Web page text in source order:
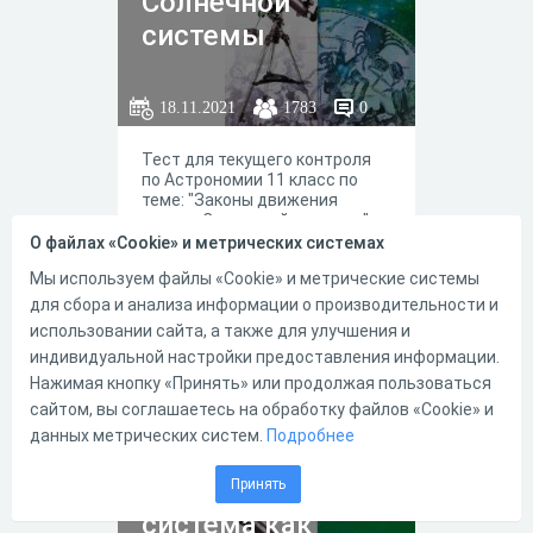
системы
18.11.2021 1783 0
Тест для текущего контроля
по Астрономии 11 класс по
теме: "Законы движения
планет Солнечной системы" к
учебнику "Астрономия,
Воронцов-Вельяминов Б.А.,
2018.
Астрономия 10-
11 классы.
Солнечная
система как
О файлах «Cookie» и метрических системах
Мы используем файлы «Cookie» и метрические системы
для сбора и анализа информации о производительности и
использовании сайта, а также для улучшения и
индивидуальной настройки предоставления информации.
Нажимая кнопку «Принять» или продолжая пользоваться
сайтом, вы соглашаетесь на обработку файлов «Cookie» и
данных метрических систем. Подробнее
Принять